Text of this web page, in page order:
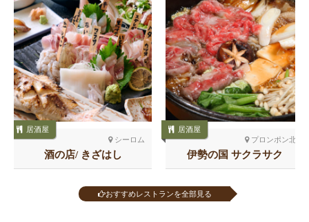
シーロム
居酒屋
酒の店/ きざはし
プロンポン北
居酒屋
伊勢の国 サクラサク
おすすめレストランを全部見る